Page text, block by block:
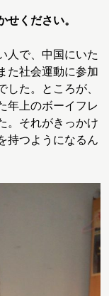
ください。
人で、中国にいた
た社会運動に参加
した。ところが、
年上のボーイフレ
。それがきっかけ
持つようになるん